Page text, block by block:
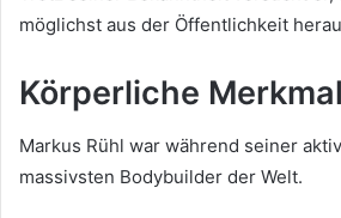
möglichst aus der Öffentlichkeit
Körperliche
Markus Rühl war während seiner
massivsten Bodybuilder der Welt.